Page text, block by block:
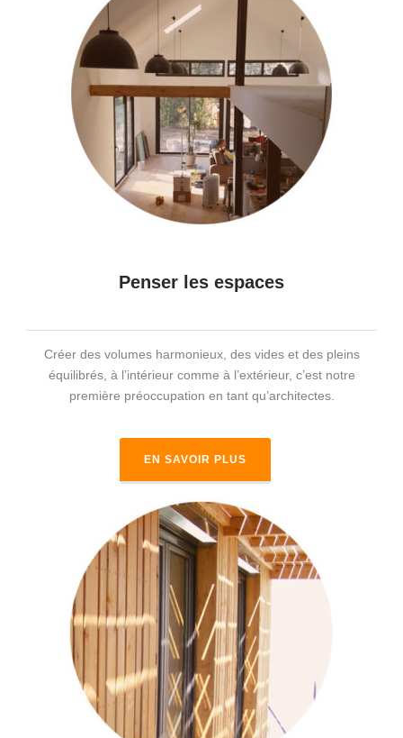
Penser les espaces
Créer des volumes harmonieux, des vides et des pleins
équilibrés, à l’intérieur comme à l’extérieur, c’est notre
première préoccupation en tant qu’architectes.
EN SAVOIR PLUS